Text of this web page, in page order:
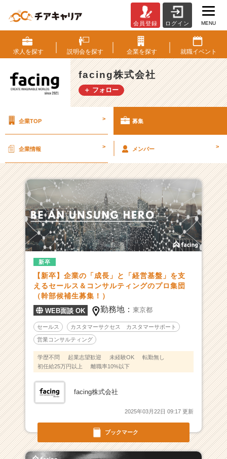
a
c
i
g
株
の
求
人
一
覧
-
【成
長
率
3
0％・
B
P
O：
営
業・
コ
ン
サ
ル】
台
か
ら、
ビ
ジ
会員登録 ログイン MENU
求人を探す 説明会を探す 企業を探す 就職イベント
facing株式会社
＋ フォロー
企業TOP > 募集
企業情報 > メンバー >
ブックマーク
新卒
【新卒】企業の「成長」と「経営基盤」を支
えるセールス＆コンサルティングのプロ集団
（幹部候補生募集！）
WEB面談 OK 勤務地：東京都
セールス カスタマーサクセス カスタマーサポート
営業コンサルティング
学歴不問 起業志望歓迎 未経験OK
転勤無し
初任給25万円以上
離職率10%以下
facing株式会社
2025年03月22日 09:17 更新